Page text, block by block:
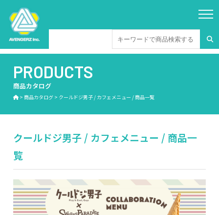
PRODUCTS
商品カタログ
> 商品カタログ> クールドジ男子 / カフェメニュー / 商品一覧
クールドジ男子 / カフェメニュー / 商品一
覧